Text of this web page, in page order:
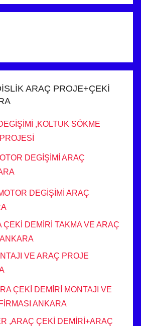
ARAÇ PROJE+ÇEKİ
,KOLTUK SÖKME
DEGİŞİMİ ARAÇ
DEGİŞİMİ ARAÇ
ÇEKİ DEMİRİ TAKMA VE ARAÇ
VE ARAÇ PROJE
ÇEKİ DEMİRİ MONTAJI VE
ANKARA
,ARAÇ ÇEKİ DEMİRİ+ARAÇ